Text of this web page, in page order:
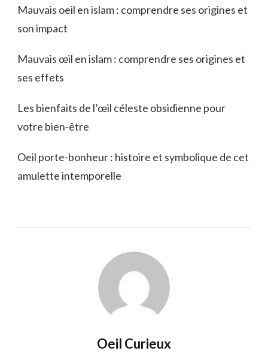
Mauvais oeil en islam : comprendre ses origines et
son impact
Mauvais œil en islam : comprendre ses origines et
ses effets
Les bienfaits de l’œil céleste obsidienne pour
votre bien-être
Oeil porte-bonheur : histoire et symbolique de cet
amulette intemporelle
Oeil Curieux